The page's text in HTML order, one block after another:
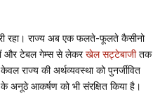
रहा। राज्य अब एक फलते-फूलते कैसीनो
और टेबल गेम्स से लेकरखेल सट्टेबाजीतक
राज्य की अर्थव्यवस्था को पुनर्जीवित
अनूठे आकर्षण को भी संरक्षित किया है।